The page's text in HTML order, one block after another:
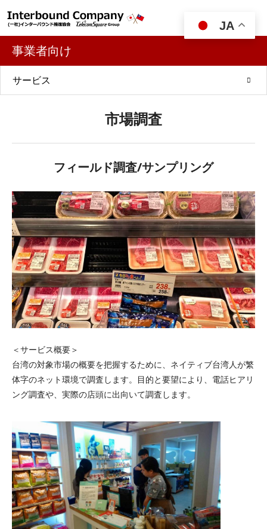
事業者向け
サービス
市場調査
フィールド調査/サンプリング
＜サービス概要＞
台湾の対象市場の概要を把握するために、ネイティブ台湾人が繁
体字のネット環境で調査します。目的と要望により、電話ヒアリ
ング調査や、実際の店頭に出向いて調査します。
JA